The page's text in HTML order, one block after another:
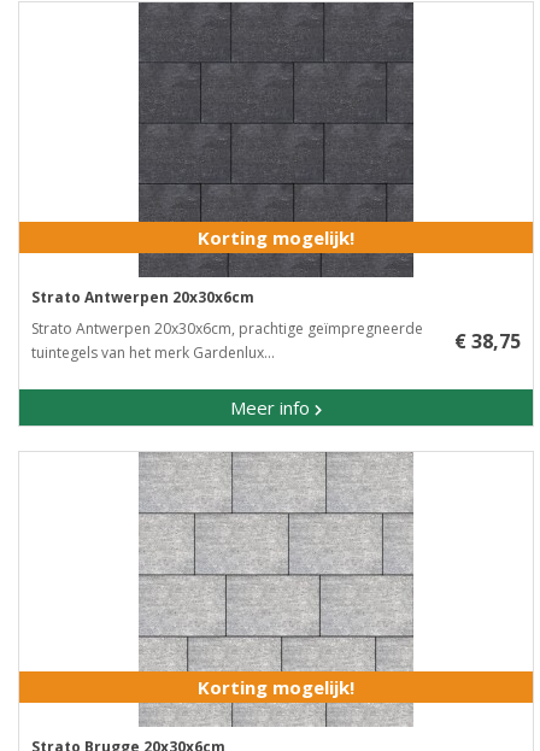
Korting mogelijk!
Strato Antwerpen 20x30x6cm
Strato Antwerpen 20x30x6cm, prachtige geïmpregneerde
tuintegels van het merk Gardenlux...
Meer info
€ 38,75
Korting mogelijk!